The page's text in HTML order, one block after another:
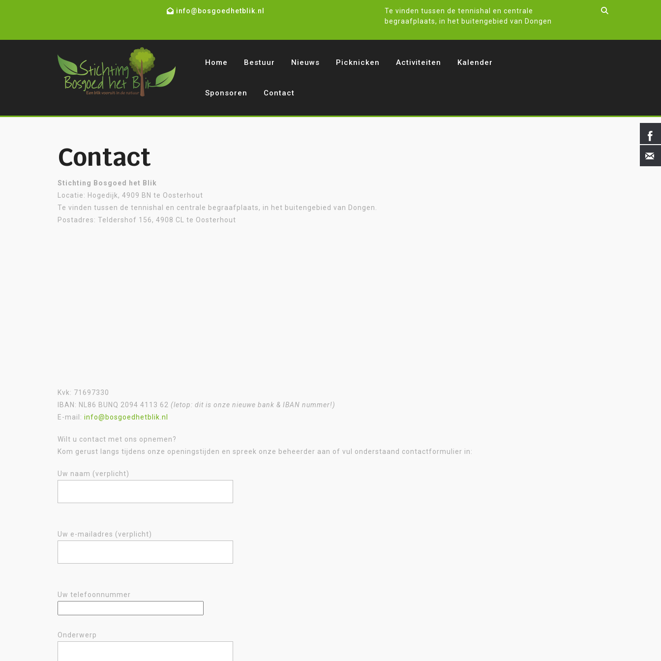
info@bosgoedhetblik.nl
Te vinden tussen de tennishal en centrale
begraafplaats, in het buitengebied van Dongen
Home Bestuur Nieuws Picknicken Activiteiten Kalender
Sponsoren Contact
Contact
Stichting Bosgoed het Blik
Locatie: Hogedijk, 4909 BN te Oosterhout
Te vinden tussen de tennishal en centrale begraafplaats, in het buitengebied van Dongen.
Postadres: Teldershof 156, 4908 CL te Oosterhout
Kvk: 71697330
IBAN: NL86 BUNQ 2094 4113 62 (letop: dit is onze nieuwe bank & IBAN nummer!)
E-mail: info@bosgoedhetblik.nl
Wilt u contact met ons opnemen?
Kom gerust langs tijdens onze openingstijden en spreek onze beheerder aan of vul onderstaand contactformulier in:
Uw naam (verplicht)
Uw e-mailadres (verplicht)
Uw telefoonnummer
Onderwerp